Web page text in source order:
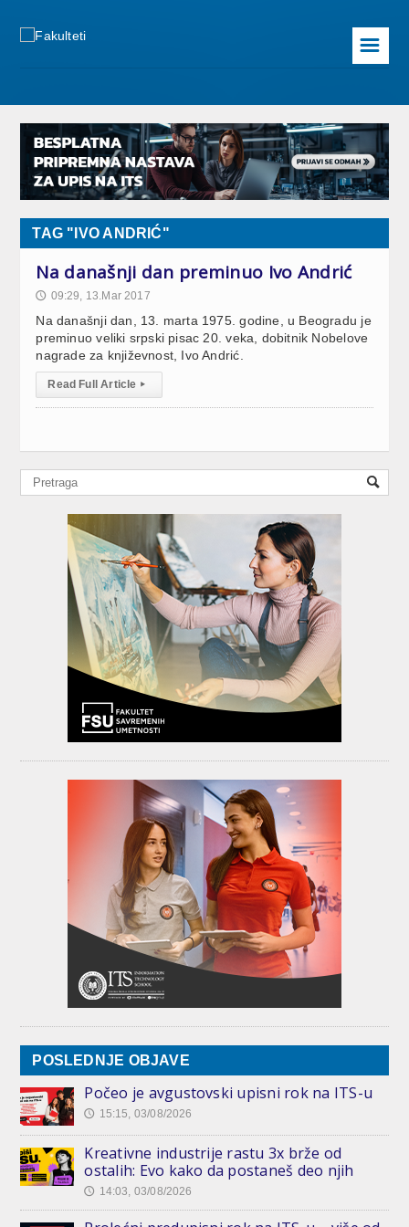
☰
TAG "IVO ANDRIĆ"
Na današnji dan preminuo Ivo Andrić
🕔 09:29, 13.Mar 2017
Na današnji dan, 13. marta 1975. godine, u Beogradu je
preminuo veliki srpski pisac 20. veka, dobitnik Nobelove
nagrade za književnost, Ivo Andrić.
Read Full Article ▸
POSLEDNJE OBJAVE
Počeo je avgustovski upisni rok na ITS-u
🕔 15:15, 03/08/2026
Kreativne industrije rastu 3x brže od
ostalih: Evo kako da postaneš deo njih
🕔 14:03, 03/08/2026